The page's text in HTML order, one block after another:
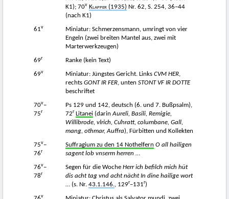
K1); 70v Klapper (1935) Nr. 62, S. 254, 36–44
(nach K1)
61v
Miniatur: Schmerzensmann, umringt von vier
Engeln (zwei breiten Mantel aus, zwei mit
Marterwerkzeugen)
69r Ranke (kein Text)
69v Miniatur: Jüngstes Gericht. Links CVM HER,
rechts GONT IR FER, unten STONT VF IR DOTTE
beschriftet
70v–
75r
Ps 129 und 142, deutsch (6. und 7. Bußpsalm),
72r Litanei (darinAureli, Basili, Remigie,
Willibrode, vlrich, Cuͦnratt, columbane, Gall,
mang, othmar, Auffra), Fürbitten und Kollekten
75v–
76r
Suffragium zu den 14 Nothelfern O all hailigen
sagent lob vnserm herren …
76v–
78r
Segen für die Woche Herr ich befilch mich hüt
dis acht tag vnd acht nächt In dine hailige wort
… (s. Nr. 43.1.146., 129r–131r)
v